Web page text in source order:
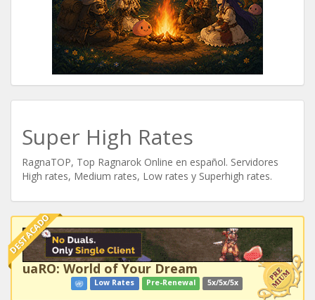
Super High Rates
RagnaTOP, Top Ragnarok Online en español. Servidores
High rates, Medium rates, Low rates y Superhigh rates.
DESTACADO
uaRO: World of Your Dream
Low Rates Pre-Renewal 5x/5x/5x